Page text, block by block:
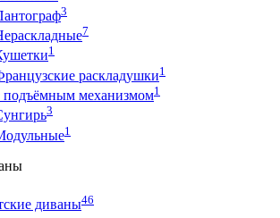
3
7
1
раскладушки1
подъёмным механизмом1
3
1
диваны46